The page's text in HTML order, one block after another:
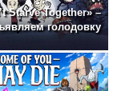
Starve Together» –
голодовку